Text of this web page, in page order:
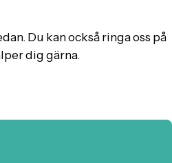
Du kan också ringa oss på
dig gärna.